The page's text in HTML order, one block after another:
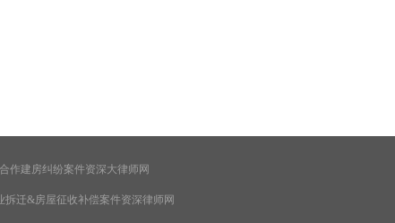
合作建房纠纷案件资深大律师网
拆迁&房屋征收补偿案件资深律师网